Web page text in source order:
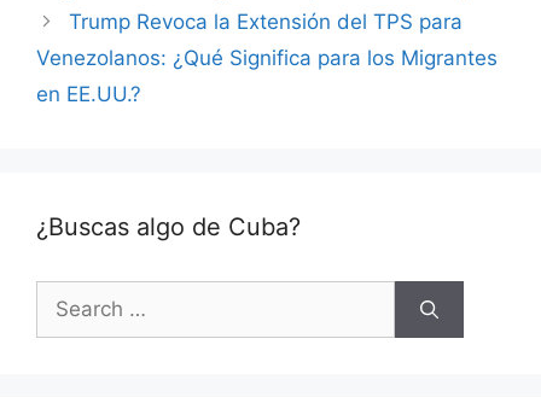
Trump Revoca la Extensión del TPS para
Venezolanos: ¿Qué Significa para los Migrantes
en EE.UU.?
¿Buscas algo de Cuba?
Search
for: